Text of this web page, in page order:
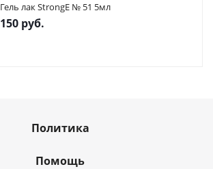
Гель лак StrongE № 51 5мл
150 руб.
Политика
Помощь